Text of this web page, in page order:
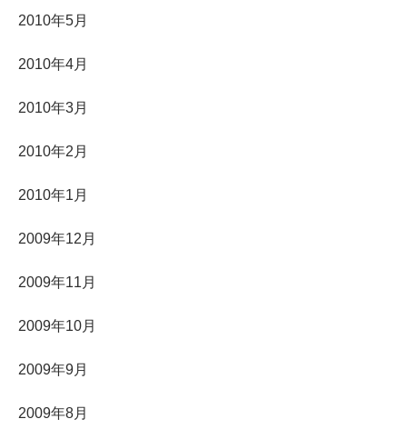
2010年5月
2010年4月
2010年3月
2010年2月
2010年1月
2009年12月
2009年11月
2009年10月
2009年9月
2009年8月